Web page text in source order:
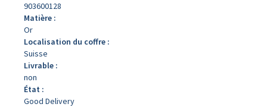
903600128
Matière :
Or
Localisation du coffre :
Suisse
Livrable :
non
État :
Good Delivery